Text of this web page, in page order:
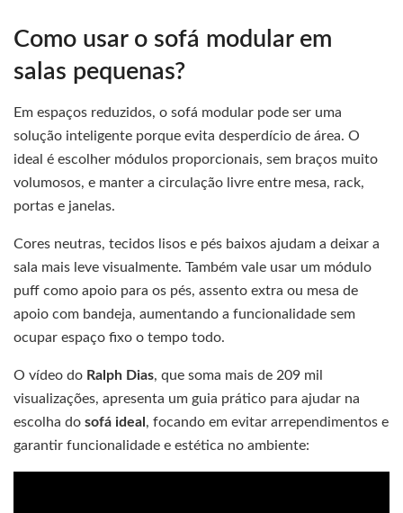
Como usar o sofá modular em
salas pequenas?
Em espaços reduzidos, o sofá modular pode ser uma
solução inteligente porque evita desperdício de área. O
ideal é escolher módulos proporcionais, sem braços muito
volumosos, e manter a circulação livre entre mesa, rack,
portas e janelas.
Cores neutras, tecidos lisos e pés baixos ajudam a deixar a
sala mais leve visualmente. Também vale usar um módulo
puff como apoio para os pés, assento extra ou mesa de
apoio com bandeja, aumentando a funcionalidade sem
ocupar espaço fixo o tempo todo.
O vídeo do Ralph Dias, que soma mais de 209 mil
visualizações, apresenta um guia prático para ajudar na
escolha do sofá ideal , focando em evitar arrependimentos e
garantir funcionalidade e estética no ambiente: